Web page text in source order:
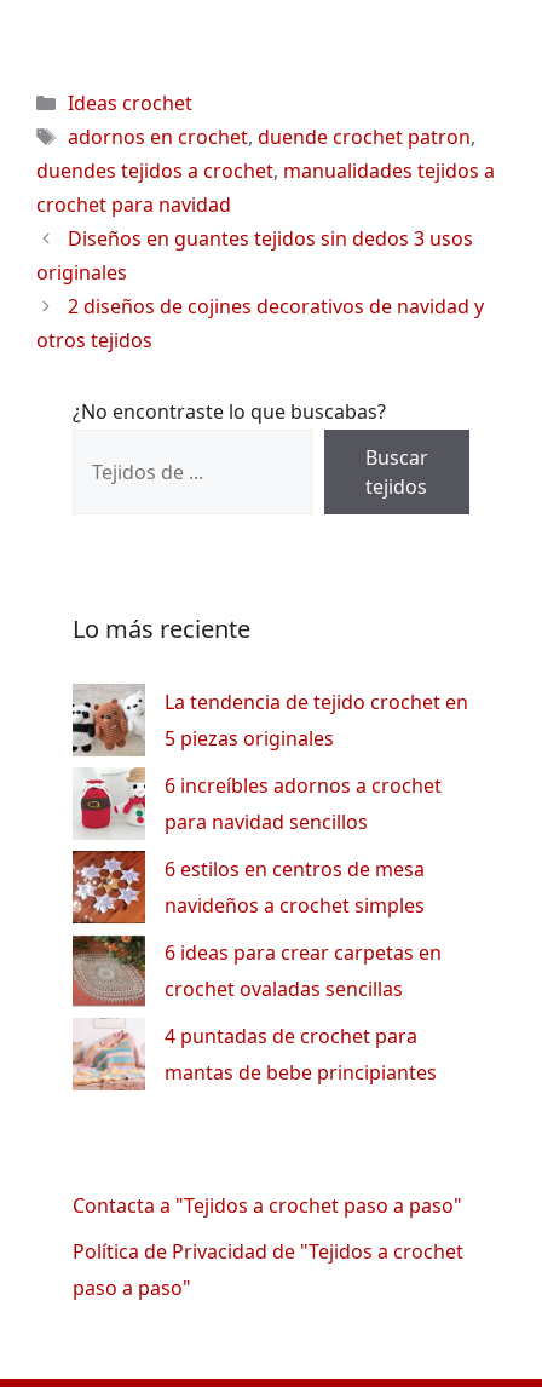
Categorías
Ideas crochet
Etiquetas
adornos en crochet, duende crochet patron,
duendes tejidos a crochet, manualidades tejidos a
crochet para navidad
Diseños en guantes tejidos sin dedos 3 usos
originales
2 diseños de cojines decorativos de navidad y
otros tejidos
¿No encontraste lo que buscabas?
Buscar
tejidos
Lo más reciente
La tendencia de tejido crochet en
5 piezas originales
6 increíbles adornos a crochet
para navidad sencillos
6 estilos en centros de mesa
navideños a crochet simples
6 ideas para crear carpetas en
crochet ovaladas sencillas
4 puntadas de crochet para
mantas de bebe principiantes
Contacta a "Tejidos a crochet paso a paso"
Política de Privacidad de "Tejidos a crochet
paso a paso"